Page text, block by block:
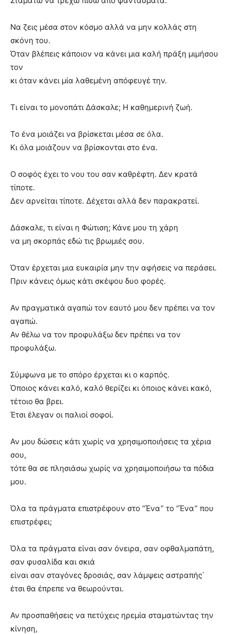
Να ζεις μέσα στον κόσμο αλλά να μην κολλάς στη
σκόνη του.
Όταν βλέπεις κάποιον να κάνει μια καλή πράξη μιμήσου
τον
κι όταν κάνει μία λαθεμένη απόφευγέ την.
Τι είναι το μονοπάτι Δάσκαλε; Η καθημερινή ζωή.
Το ένα μοιάζει να βρίσκεται μέσα σε όλα.
Κι όλα μοιάζουν να βρίσκονται στο ένα.
Ο σοφός έχει το νου του σαν καθρέφτη. Δεν κρατά
τίποτε.
Δεν αρνείται τίποτε. Δέχεται αλλά δεν παρακρατεί.
Δάσκαλε, τι είναι η Φώτιση; Κάνε μου τη χάρη
να μη σκορπάς εδώ τις βρωμιές σου.
Όταν έρχεται μια ευκαιρία μην την αφήσεις να περάσει.
Πριν κάνεις όμως κάτι σκέψου δυο φορές.
Αν πραγματικά αγαπώ τον εαυτό μου δεν πρέπει να τον
αγαπώ.
Αν θέλω να τον προφυλάξω δεν πρέπει να τον
προφυλάξω.
Σύμφωνα με το σπόρο έρχεται κι ο καρπός.
Όποιος κάνει καλό, καλό θερίζει κι όποιος κάνει κακό,
τέτοιο θα βρει.
Έτσι έλεγαν οι παλιοί σοφοί.
Αν μου δώσεις κάτι χωρίς να χρησιμοποιήσεις τα χέρια
σου,
τότε θα σε πλησιάσω χωρίς να χρησιμοποιήσω τα πόδια
μου.
Όλα τα πράγματα επιστρέφουν στο “Ένα” το “Ένα” που
επιστρέφει;
Όλα τα πράγματα είναι σαν όνειρα, σαν οφθαλμαπάτη,
σαν φυσαλίδα και σκιά
είναι σαν σταγόνες δροσιάς, σαν λάμψεις αστραπής΄
έτσι θα έπρεπε να θεωρούνται.
Αν προσπαθήσεις να πετύχεις ηρεμία σταματώντας την
κίνηση,